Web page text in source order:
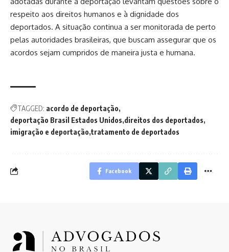
respeito aos direitos humanos e à dignidade dos
deportados. A situação continua a ser monitorada de perto
pelas autoridades brasileiras, que buscam assegurar que os
acordos sejam cumpridos de maneira justa e humana.
TAGGED: acordo de deportação
deportação Brasil Estados Unidos direitos dos deportados
imigração e deportação tratamento de deportados
Facebook